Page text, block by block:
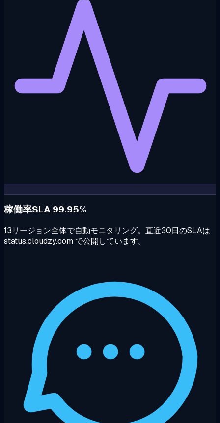
稼働率SLA 99.95%
13リージョン全体で自動モニタリング。直近30日のSLAは
status.cloudzy.com で公開しています。